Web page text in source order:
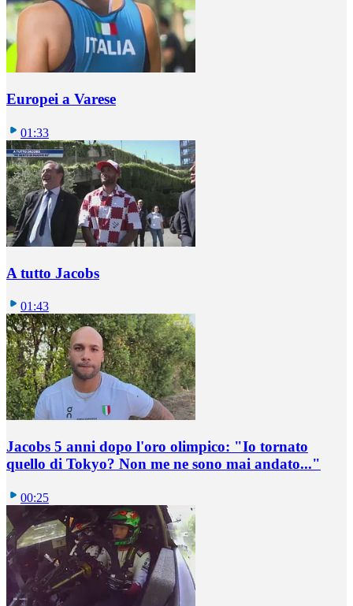
Europei a Varese
01:33
A tutto Jacobs
01:43
Jacobs 5 anni dopo l'oro olimpico: "Io tornato
quello di Tokyo? Non me ne sono mai andato..."
00:25